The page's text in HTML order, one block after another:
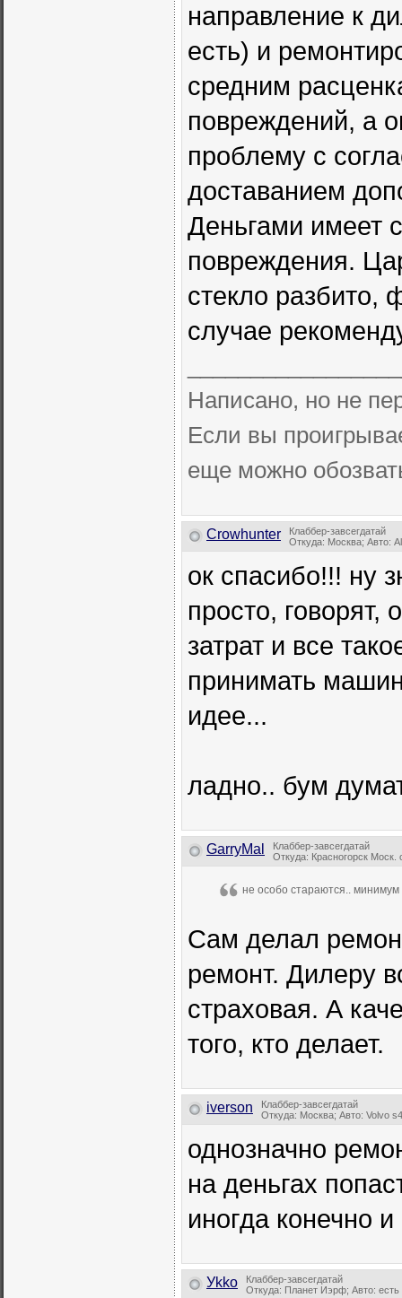
направление к
есть) и
средним
повреждений, а
проблему с
доставанием
Деньгами имеет
повреждения.
стекло разбито,
случае
Написано, но не
Если вы
еще можно
Crowhunter
Клаббер-завсегдатай
Откуда: Москва; Авто:
ок спасибо!!! ну
просто,
затрат и все
принимать
идее...
ладно.. бум
GarryMal
Клаббер-завсегдатай
Откуда: Красногорск Моск.
не особо стараются.. минимум
Сам делал
ремонт. Дилеру
страховая. А
того, кто делает.
iverson
Клаббер-завсегдатай
Откуда: Москва; Авто: Volvo
однозначно
на деньгах
иногда конечно
Уkkо
Клаббер-завсегдатай
Откуда: Планет Иэрф; Авто: есть